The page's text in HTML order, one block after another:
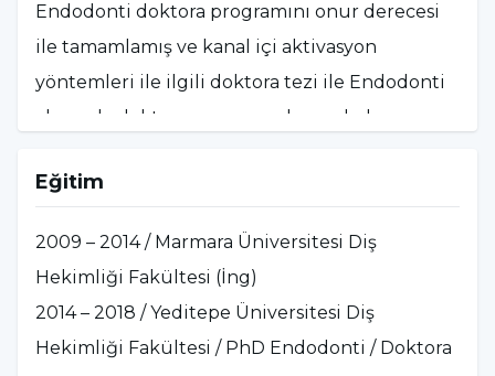
Endodonti doktora programını onur derecesi
ile tamamlamış ve kanal içi aktivasyon
yöntemleri ile ilgili doktora tezi ile Endodonti
alanında doktora unvanını almaya hak
indeksli dergide ilk makalesini yayınlamıştır.
ve 2023 yıllarında ulusal hakemli dergilerde
yayımlandı. Haziran 2022'de Yeditepe
Üniversitesi'nin düzenlediği 8. Uluslararası
Yudsa Kongresi'nde ‘En iyi sözlü sunum’
Eğitim
2009 – 2014 / Marmara Üniversitesi Diş
Hekimliği Fakültesi (İng)
2014 – 2018 / Yeditepe Üniversitesi Diş
Hekimliği Fakültesi / PhD Endodonti / Doktora